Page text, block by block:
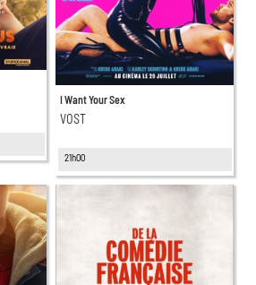
I Want Your Sex
VOST
21h00